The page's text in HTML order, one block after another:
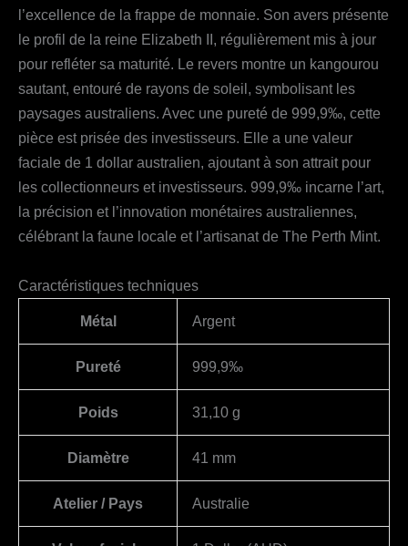
l’excellence de la frappe de monnaie. Son avers présente
le profil de la reine Elizabeth II, régulièrement mis à jour
pour refléter sa maturité. Le revers montre un kangourou
sautant, entouré de rayons de soleil, symbolisant les
paysages australiens. Avec une pureté de 999,9‰, cette
pièce est prisée des investisseurs. Elle a une valeur
faciale de 1 dollar australien, ajoutant à son attrait pour
les collectionneurs et investisseurs. 999,9‰ incarne l’art,
la précision et l’innovation monétaires australiennes,
célébrant la faune locale et l’artisanat de The Perth Mint.
Caractéristiques techniques
Métal Argent
Pureté 999,9‰
Poids 31,10 g
Diamètre 41 mm
Atelier / Pays Australie